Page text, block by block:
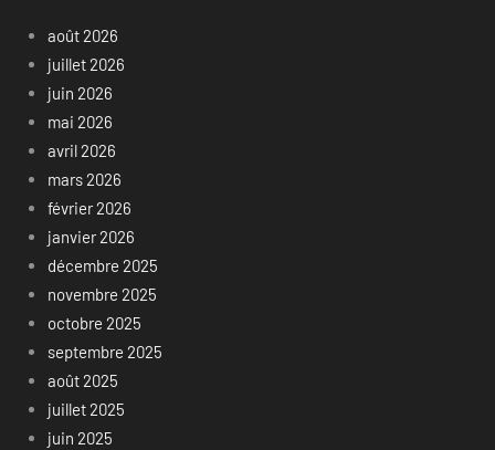
août 2026
juillet 2026
juin 2026
mai 2026
avril 2026
mars 2026
février 2026
janvier 2026
décembre 2025
novembre 2025
octobre 2025
septembre 2025
août 2025
juillet 2025
juin 2025